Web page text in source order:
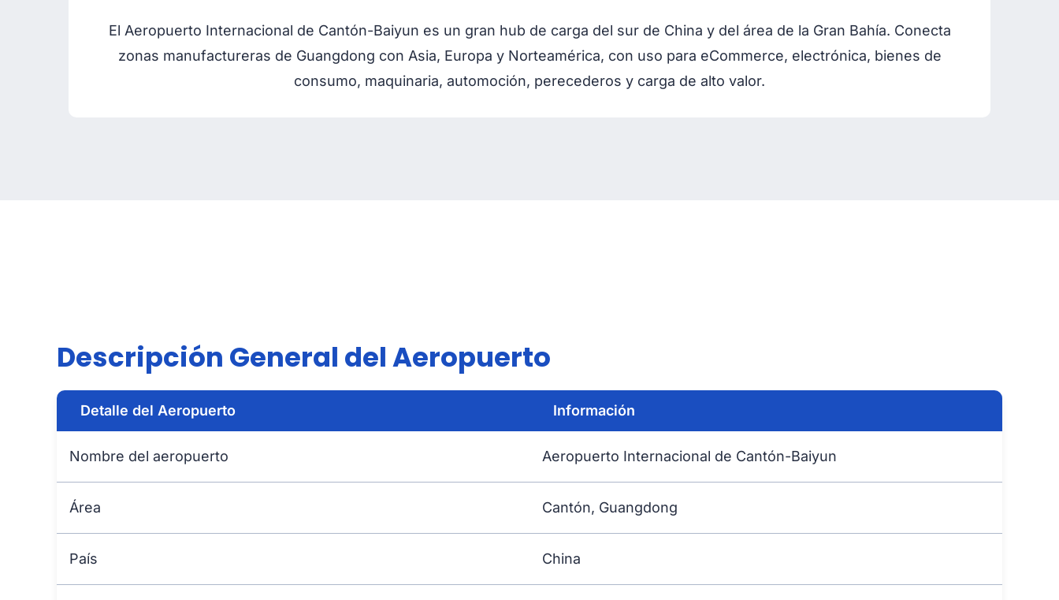
El Aeropuerto Internacional de Cantón-Baiyun es un gran hub de carga del sur de China y del área de la Gran Bahía. Conecta
zonas manufactureras de Guangdong con Asia, Europa y Norteamérica, con uso para eCommerce, electrónica, bienes de
consumo, maquinaria, automoción, perecederos y carga de alto valor.
Descripción General del Aeropuerto
Detalle del Aeropuerto Información
Nombre del aeropuerto Aeropuerto Internacional de Cantón-Baiyun
Área Cantón, Guangdong
País China